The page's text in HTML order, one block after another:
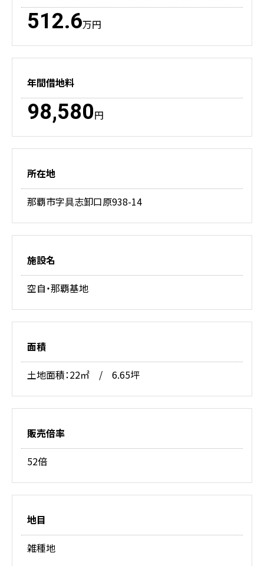
512.6万円
年間借地料
98,580円
所在地
那覇市字具志卸口原938-14
施設名
空自・那覇基地
面積
土地面積：22㎡ / 6.65坪
販売倍率
52倍
地目
雑種地